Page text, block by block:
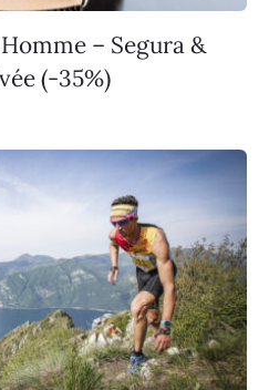
– Segura &
(-35%)